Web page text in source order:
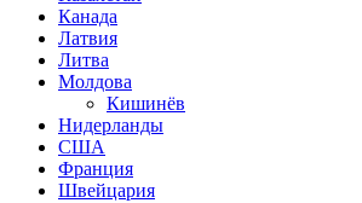
Канада
Латвия
Литва
Молдова
Кишинёв
Нидерланды
США
Франция
Швейцария